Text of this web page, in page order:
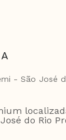
- São José
do Rio